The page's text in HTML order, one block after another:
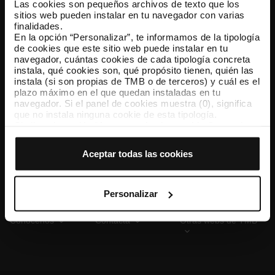
Las cookies son pequeños archivos de texto que los
sitios web pueden instalar en tu navegador con varias
finalidades.
En la opción “Personalizar”, te informamos de la tipología
de cookies que este sitio web puede instalar en tu
navegador, cuántas cookies de cada tipología concreta
instala, qué cookies son, qué propósito tienen, quién las
instala (si son propias de TMB o de terceros) y cuál es el
plazo máximo en el que quedan instaladas en tu
navegador. Si el panel de cookies muestra (0), significa
que no instala ninguna cookie de esta tipología.
que todas estas cookies se instalen en tu navegador.
tipología de cookies permite indicar si quieres que se
instalen o no las cookies de esa clase.
Una vez que hayas marcado tus preferencias, debes
hacer clic en “Seleccionar y configurar”. Así se instalarán
previamente. Te sugerimos que selecciones las cookies
de personalización, porque permiten recordar tus
opciones de navegación (como el idioma) y mejoran tu
Aceptar todas las cookies
Personalizar
TMB App
Descárgate TMB App y compra tus billetes
App Store Google Play
Conócenos Contacta Otras webs de TMB